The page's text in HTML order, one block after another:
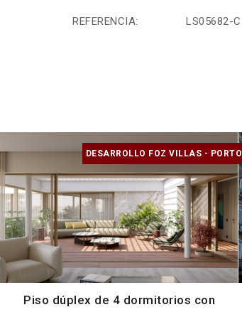
REFERENCIA: LS05682-C
DESARROLLO FOZ VILLAS - PORTO
Piso dúplex de 4 dormitorios con